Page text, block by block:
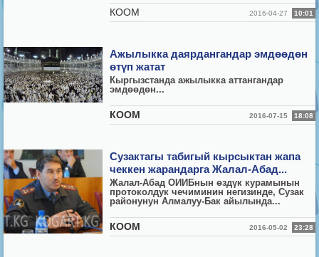
КООМ 2016-04-27 10:01
Ажылыкка даярдангандар эмдөөдөн
өтүп жатат
Кыргызстанда ажылыкка аттангандар
эмдөөдөн...
КООМ 2016-07-15 18:08
Сузактагы табигый кырсыктан жапа
чеккен жарандарга Жалал-Абад...
Жалал-Абад ОИИБнын өздүк курамынын
протоколдук чечиминин негизинде, Сузак
районунун Алмалуу-Бак айылында...
КООМ 2016-05-02 23:28